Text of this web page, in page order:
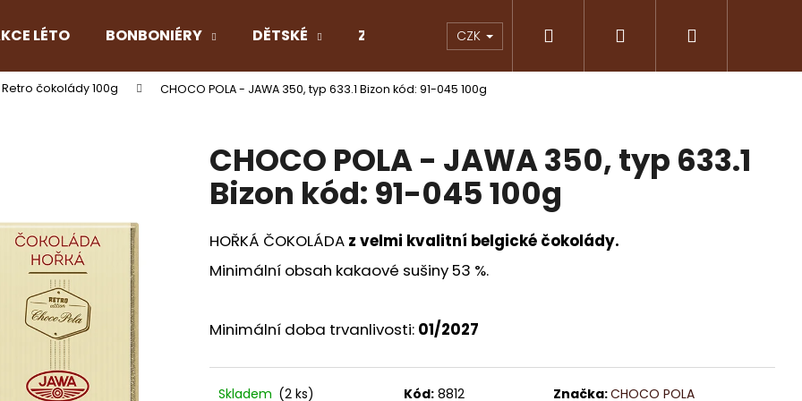
LÉTO BONBONIÉRY DĚTSKÉ Z LÁSKY ČOKOLÁDY ZNAČKOVÁ KÁVA
CZK Přihlášení
Retro čokolády 100g CHOCO POLA - JAWA 350, typ 633.1 Bizon kód: 91-045 100g
CHOCO POLA - JAWA 350, typ 633.1
Bizon kód: 91-045 100g
HOŘKÁ ČOKOLÁDA z velmi kvalitní belgické čokolády.
Minimální obsah kakaové sušiny 53 %.
Minimální doba trvanlivosti: 01/2027
Skladem (2 ks) Kód: 8812 Značka:CHOCO POLA
Co potřebujete najít?
HLEDAT
Doporučujeme